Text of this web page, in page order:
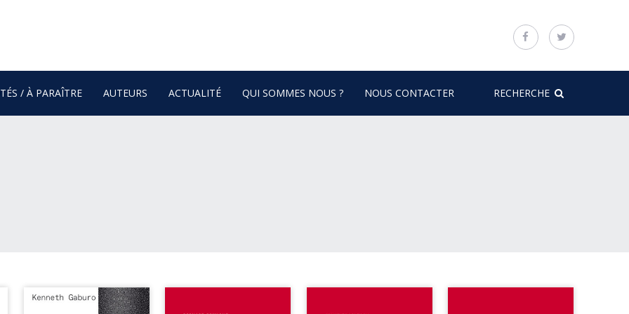
/ À PARAÎTRE AUTEURS ACTUALITÉ QUI SOMMES NOUS ? NOUS CONTACTER RECHERCHE